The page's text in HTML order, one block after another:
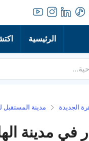
الرئيسية
الجديدة مدينة المستقبل
في مدينة